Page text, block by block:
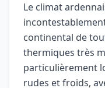
Le climat
continental de
thermiques très
particulièrement
rudes et froids,